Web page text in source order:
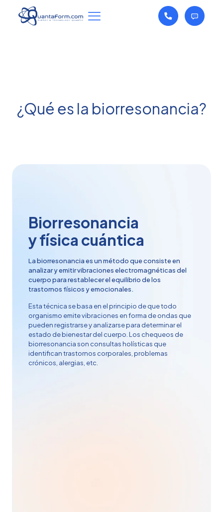
¿Qué es la biorresonancia?
Biorresonancia
y física cuántica
La biorresonancia es un método que consiste en
analizar y emitir vibraciones electromagnéticas del
cuerpo para restablecer el equilibrio de los
trastornos físicos y emocionales.
Esta técnica se basa en el principio de que todo
organismo emite vibraciones en forma de ondas que
pueden registrarse y analizarse para determinar el
estado de bienestar del cuerpo. Los chequeos de
biorresonancia son consultas holísticas que
identifican trastornos corporales, problemas
crónicos, alergias, etc.